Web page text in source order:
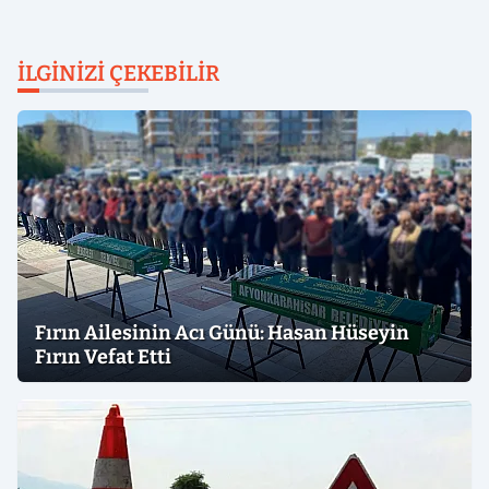
İLGINIZI ÇEKEBILIR
Fırın Ailesinin Acı Günü: Hasan Hüseyin
Fırın Vefat Etti